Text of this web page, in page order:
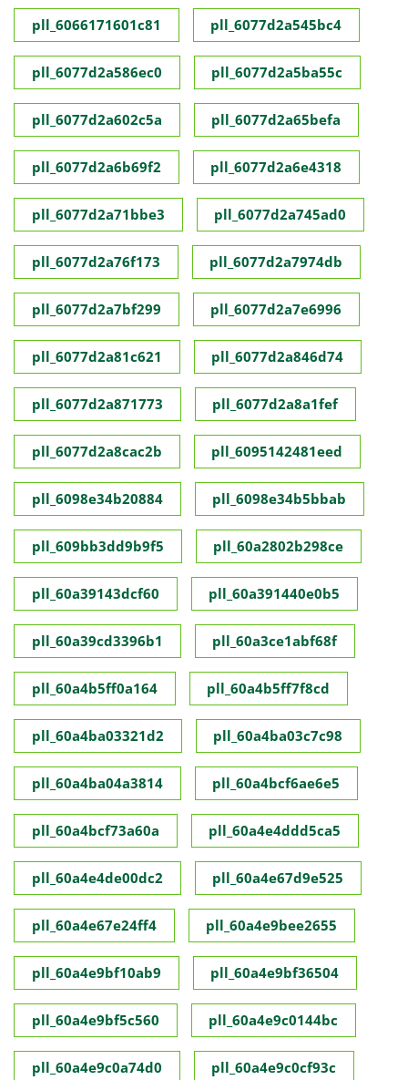
pll_6066171601c81 pll_6077d2a545bc4
pll_6077d2a586ec0 pll_6077d2a5ba55c
pll_6077d2a602c5a pll_6077d2a65befa
pll_6077d2a6b69f2 pll_6077d2a6e4318
pll_6077d2a71bbe3 pll_6077d2a745ad0
pll_6077d2a76f173 pll_6077d2a7974db
pll_6077d2a7bf299 pll_6077d2a7e6996
pll_6077d2a81c621 pll_6077d2a846d74
pll_6077d2a871773 pll_6077d2a8a1fef
pll_6077d2a8cac2b pll_6095142481eed
pll_6098e34b20884 pll_6098e34b5bbab
pll_609bb3dd9b9f5 pll_60a2802b298ce
pll_60a39143dcf60 pll_60a391440e0b5
pll_60a39cd3396b1 pll_60a3ce1abf68f
pll_60a4b5ff0a164 pll_60a4b5ff7f8cd
pll_60a4ba03321d2 pll_60a4ba03c7c98
pll_60a4ba04a3814 pll_60a4bcf6ae6e5
pll_60a4bcf73a60a pll_60a4e4ddd5ca5
pll_60a4e4de00dc2 pll_60a4e67d9e525
pll_60a4e67e24ff4 pll_60a4e9bee2655
pll_60a4e9bf10ab9 pll_60a4e9bf36504
pll_60a4e9bf5c560 pll_60a4e9c0144bc
pll_60a4e9c0a74d0 pll_60a4e9c0cf93c